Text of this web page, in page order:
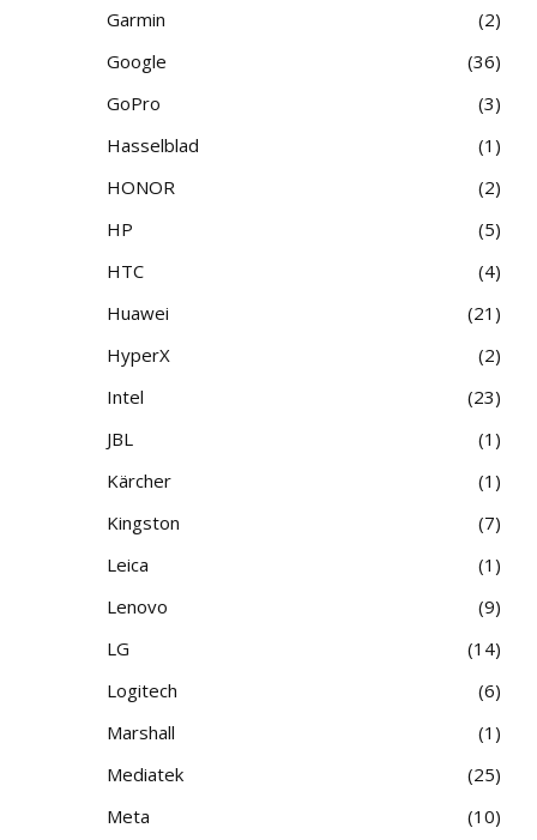
Garmin
2
Google
36
GoPro
3
Hasselblad
1
HONOR
2
HP
5
HTC
4
Huawei
21
HyperX
2
Intel
23
JBL
1
Kärcher
1
Kingston
7
Leica
1
Lenovo
9
LG
14
Logitech
6
Marshall
1
Mediatek
25
Meta
10